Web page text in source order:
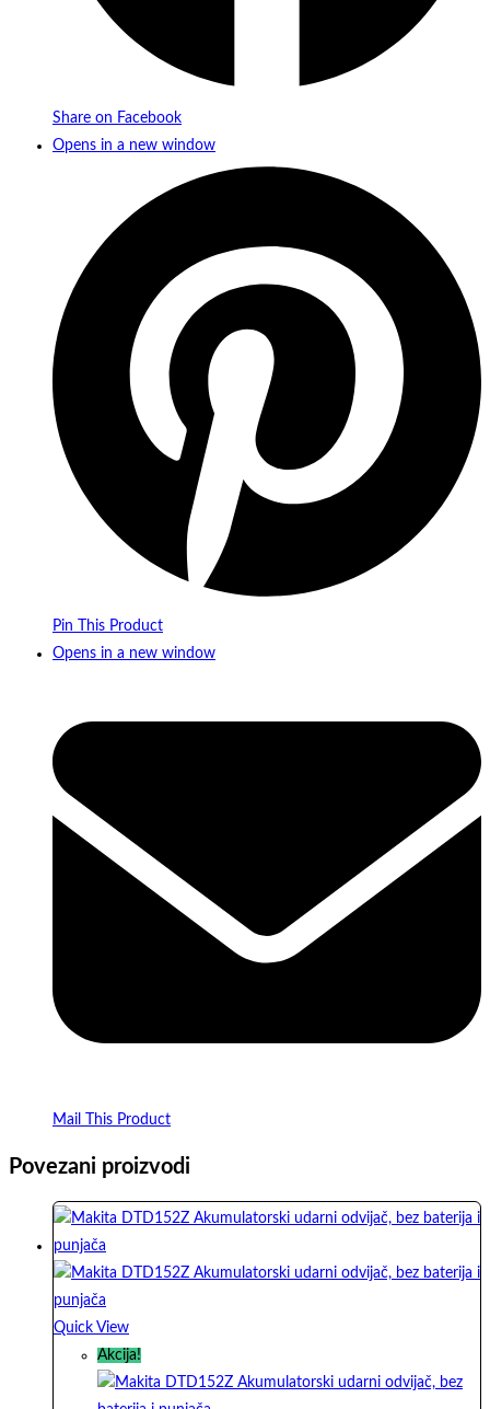
Share on Facebook
Opens in a new window
Pin This Product
Opens in a new window
Mail This Product
Povezani proizvodi
Quick View
Akcija!